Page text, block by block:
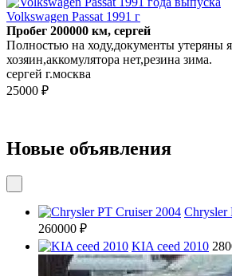
Volkswagen Passat 1991 г
Пробег 200000 км, сергей
Полностью на ходу,документы утеряны
хозяин,аккомулятора нет,резина зима.
сергей г.москва
25000 ₽
Новые объявления
Chrysler
260000 ₽
KIA ceed 2010